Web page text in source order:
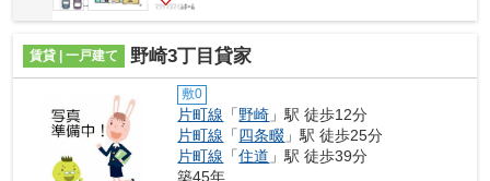
賃貸 | 一戸建て 野崎3丁目貸家
敷0
片町線 「野崎 」駅 徒歩12分
片町線 「四条畷 」駅 徒歩25分
片町線 「住道 」駅 徒歩39分
築45年